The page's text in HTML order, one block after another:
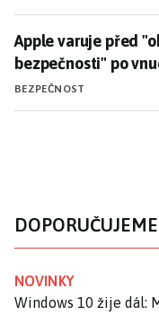
Apple varuje před
Apple varuje před
bezpečnosti" po
BEZPEČNOST
DOPORUČUJEME
NOVINKY
Windows 10 žije dál: